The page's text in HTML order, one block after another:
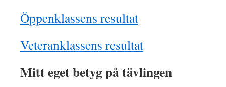
Öppenklassens resultat
Veteranklassens resultat
Mitt eget betyg på tävlingen